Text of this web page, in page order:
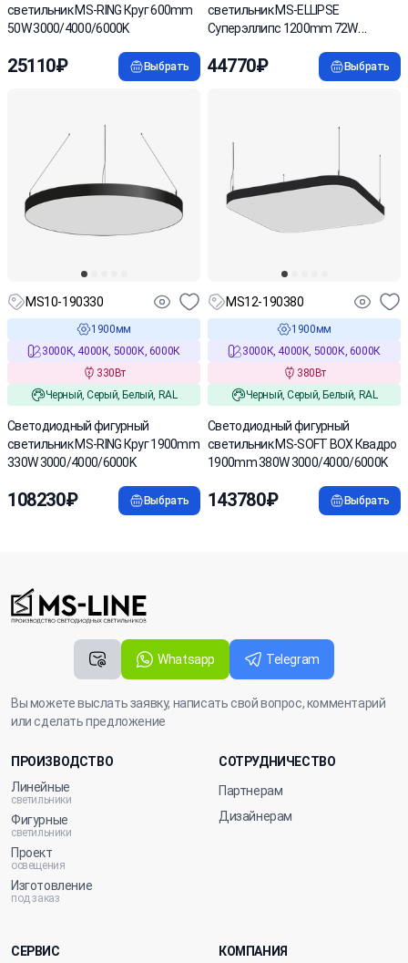
светильник MS-RING Круг 600mm
50W 3000/4000/6000K
25110₽ Выбрать
светильник MS-ELLIPSE
Суперэллипс 1200mm 72W
44770₽ Выбрать
MS10-190330
1900мм
3000К, 4000К, 5000К, 6000К
330Вт
Черный, Серый, Белый, RAL
Cветодиодный фигурный
светильник MS-RING Круг 1900mm
330W 3000/4000/6000K
108230₽ Выбрать
MS12-190380
1900мм
3000К, 4000К, 5000К, 6000К
380Вт
Черный, Серый, Белый, RAL
Cветодиодный фигурный
светильник MS-SOFT BOX Квадро
1900mm 380W 3000/4000/6000K
143780₽ Выбрать
Whatsapp Telegram
Вы можете выслать заявку, написать свой вопрос, комментарий
или сделать предложение
ПРОИЗВОДСТВО
Линейные
светильники
Фигурные
светильники
Проект
освещения
Изготовление
под заказ
СОТРУДНИЧЕСТВО
Партнерам
Дизайнерам
СЕРВИС КОМПАНИЯ